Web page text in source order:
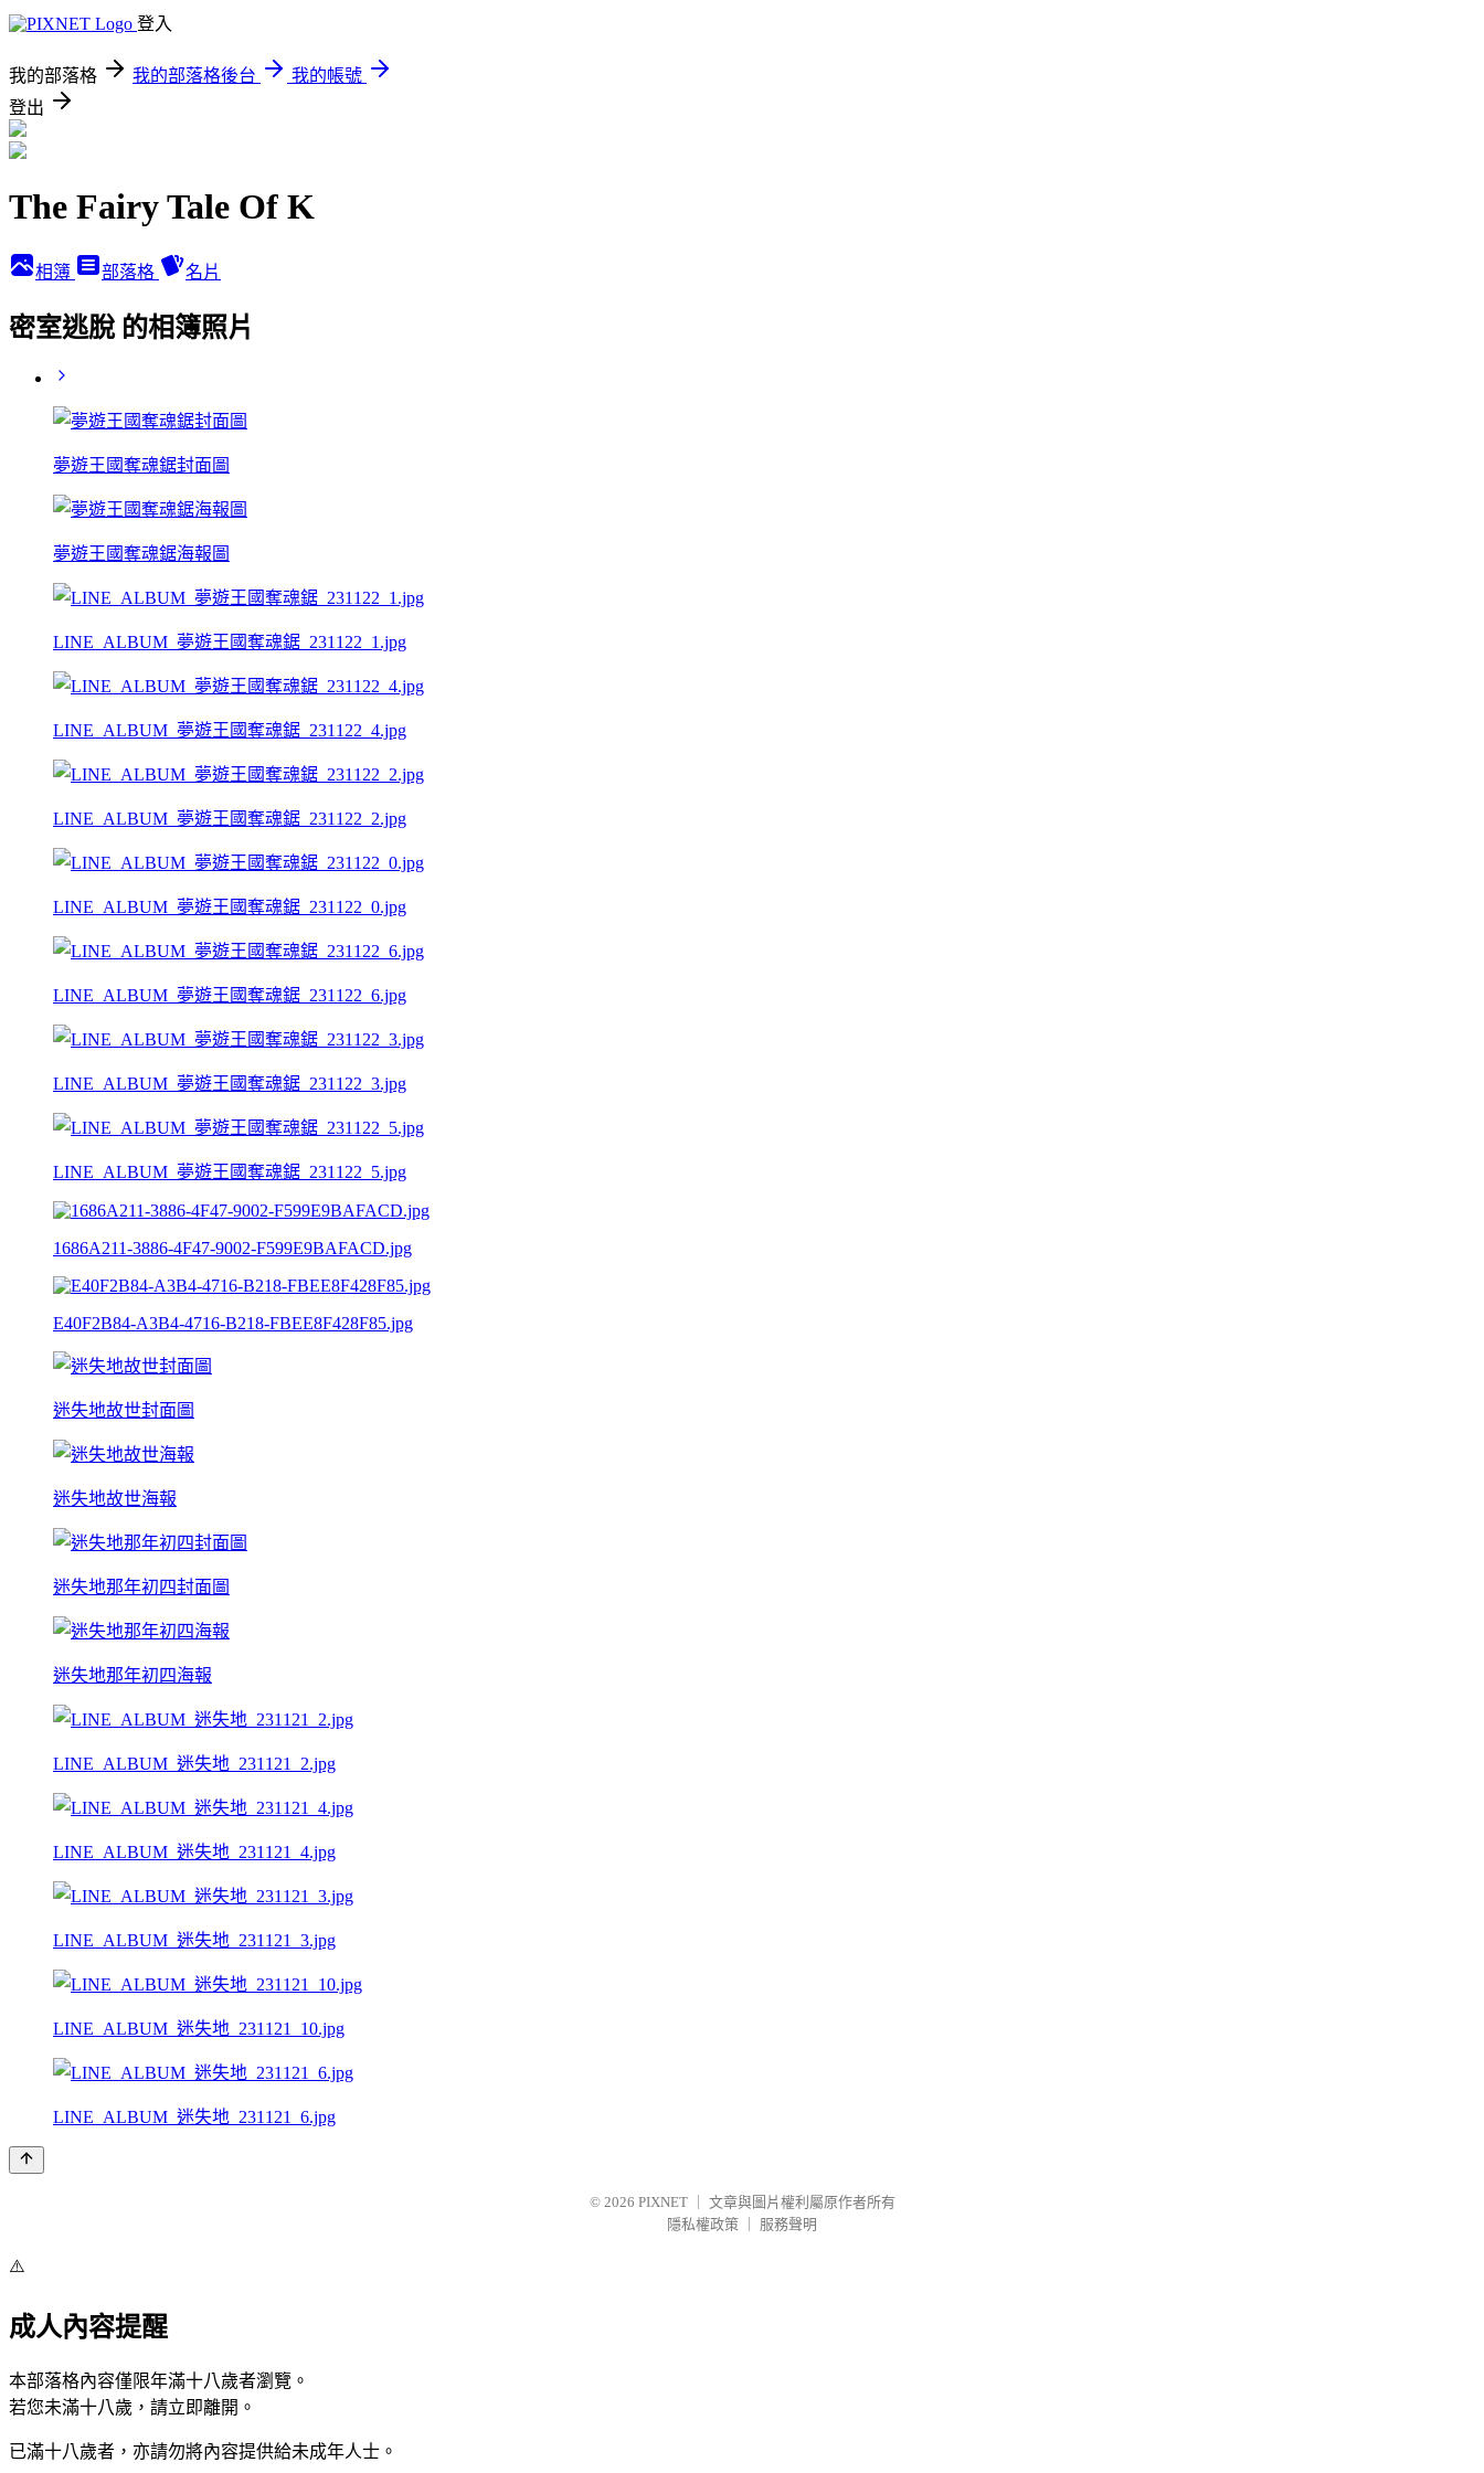
登入
我的部落格 我的部落格後台
我的帳號
登出
The Fairy Tale Of K
相簿 部落格 名片
密室逃脫 的相簿照片
夢遊王國奪魂鋸封面圖
夢遊王國奪魂鋸海報圖
LINE_ALBUM_夢遊王國奪魂鋸_231122_1.jpg
LINE_ALBUM_夢遊王國奪魂鋸_231122_4.jpg
LINE_ALBUM_夢遊王國奪魂鋸_231122_2.jpg
LINE_ALBUM_夢遊王國奪魂鋸_231122_0.jpg
LINE_ALBUM_夢遊王國奪魂鋸_231122_6.jpg
LINE_ALBUM_夢遊王國奪魂鋸_231122_3.jpg
LINE_ALBUM_夢遊王國奪魂鋸_231122_5.jpg
1686A211-3886-4F47-9002-F599E9BAFACD.jpg
E40F2B84-A3B4-4716-B218-FBEE8F428F85.jpg
迷失地故世封面圖
迷失地故世海報
迷失地那年初四封面圖
迷失地那年初四海報
LINE_ALBUM_迷失地_231121_2.jpg
LINE_ALBUM_迷失地_231121_4.jpg
LINE_ALBUM_迷失地_231121_3.jpg
LINE_ALBUM_迷失地_231121_10.jpg
LINE_ALBUM_迷失地_231121_6.jpg
© 2026 PIXNET
文章與圖片權利屬原作者所有
隱私權政策
服務聲明
⚠️
成人內容提醒
本部落格內容僅限年滿十八歲者瀏覽。
若您未滿十八歲，請立即離開。
已滿十八歲者，亦請勿將內容提供給未成年人士。